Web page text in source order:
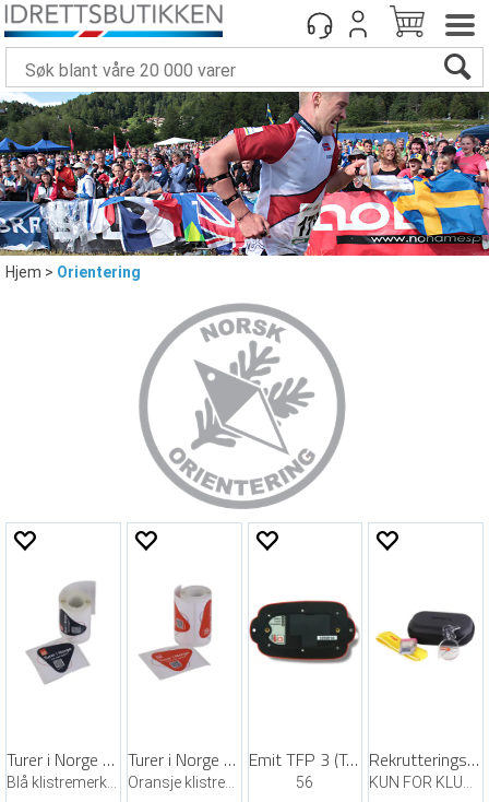
Hjem>Orientering
Turer i Norge - Last ned appen!
Blå klistremerker | 100 stk. pr rull
Turer i Norge - Last ned appen!
Oransje klistremerker | 100 stk. pr rull
Emit TFP 3 (Touch-Free Pro 3)
56
Rekrutteringspakke EmiTag
KUN FOR KLUBBER I NORSK ORIENTERING